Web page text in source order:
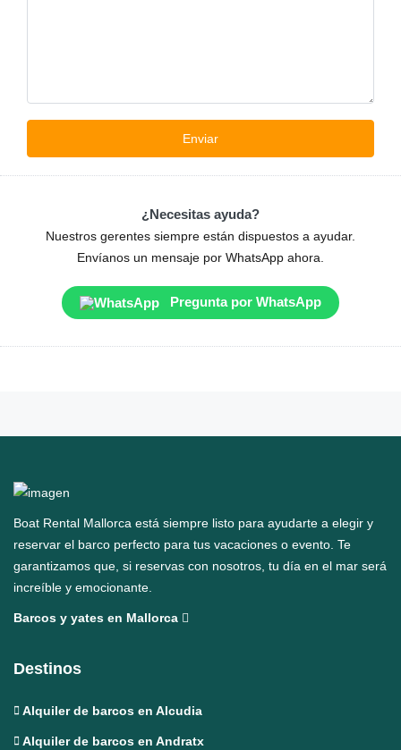
¿Necesitas ayuda?
Nuestros gerentes siempre están dispuestos a ayudar.
Envíanos un mensaje por WhatsApp ahora.
Pregunta por WhatsApp
Boat Rental Mallorca está siempre listo para ayudarte a elegir y
reservar el barco perfecto para tus vacaciones o evento. Te
garantizamos que, si reservas con nosotros, tu día en el mar será
increíble y emocionante.
Barcos y yates en Mallorca
Destinos
Alquiler de barcos en Alcudia
Alquiler de barcos en Andratx